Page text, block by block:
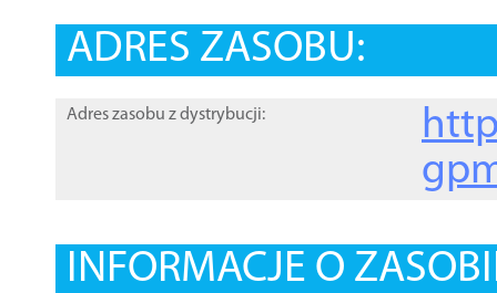
ADRES ZASOBU:
Adres zasobu z dystrybucji:
INFORMACJE O